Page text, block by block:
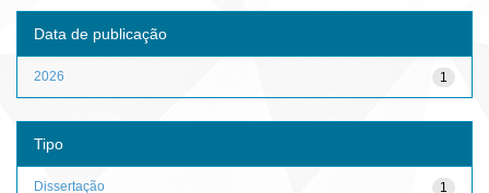
Data de publicação
1
2026
Tipo
1
Dissertação